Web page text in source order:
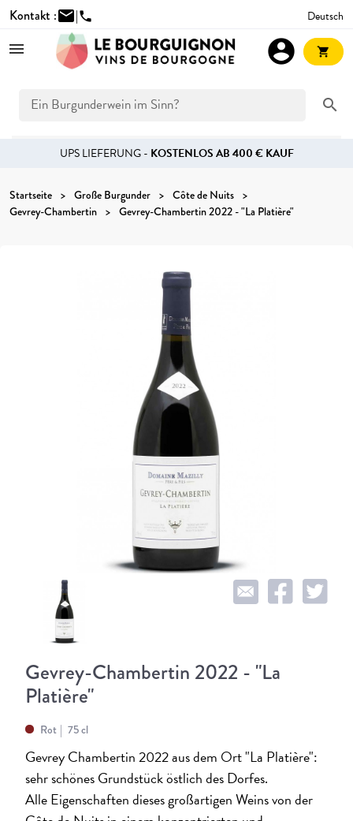
Kontakt :mail|phone Deutsch
search
account_circle shopping_cart
UPS LIEFERUNG - KOSTENLOS AB 400 € KAUF
Startseite Große Burgunder
Côte de Nuits
Gevrey-Chambertin
Gevrey-Chambertin 2022 - "La Platière"
Gevrey-Chambertin 2022 - "La
Platière"
Rot 75 cl
Gevrey Chambertin 2022 aus dem Ort "La Platière":
sehr schönes Grundstück östlich des Dorfes.
Alle Eigenschaften dieses großartigen Weins von der